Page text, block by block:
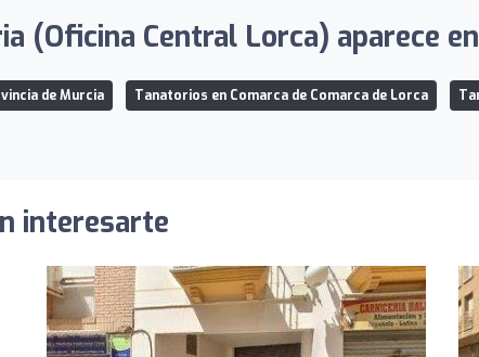
(Oficina Central Lorca) aparece
de Murcia Tanatorios en Comarca de Comarca de Lorca
interesarte